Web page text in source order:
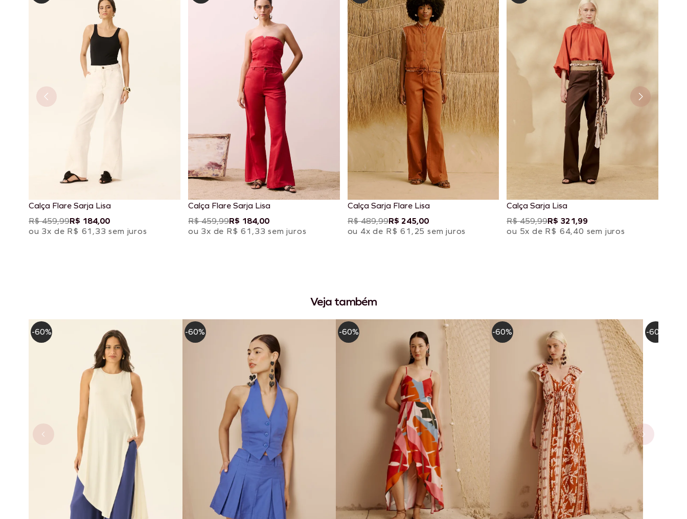
Calça Flare Sarja Lisa
R$ 459,99R$ 184,00
ou 3x de R$ 61,33 sem juros
Calça Flare Sarja Lisa
R$ 459,99R$ 184,00
ou 3x de R$ 61,33 sem juros
Calça Sarja Flare Lisa
R$ 489,99R$ 245,00
ou 4x de R$ 61,25 sem juros
Calça Sarja Lisa
R$ 459,99R$ 321,99
ou 5x de R$ 64,40 sem juros
Veja também
-60% -60% -60% -60% -60%